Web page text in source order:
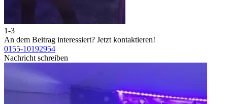
1-3
An dem Beitrag interessiert? Jetzt kontaktieren!
0155-10192954
Nachricht schreiben